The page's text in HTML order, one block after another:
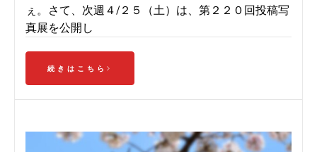
ぇ。さて、次週４/２５（土）は、第２２０回投稿写
真展を公開し
続きはこちら